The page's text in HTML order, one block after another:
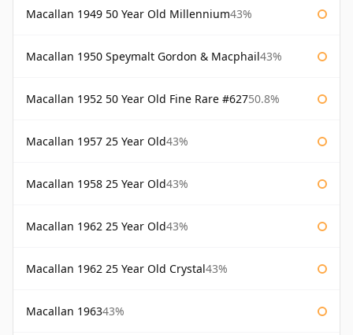
Macallan 1949 50 Year Old Millennium43%
Macallan 1950 Speymalt Gordon & Macphail43%
Macallan 1952 50 Year Old Fine Rare #62750.8%
Macallan 1957 25 Year Old43%
Macallan 1958 25 Year Old43%
Macallan 1962 25 Year Old43%
Macallan 1962 25 Year Old Crystal43%
Macallan 196343%